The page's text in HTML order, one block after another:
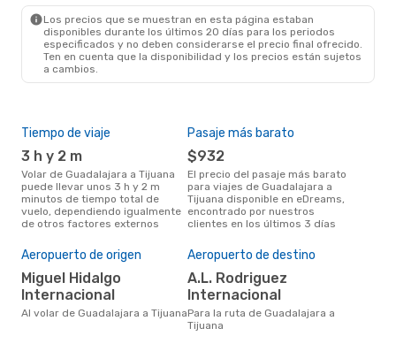
Los precios que se muestran en esta página estaban
disponibles durante los últimos 20 días para los periodos
especificados y no deben considerarse el precio final ofrecido.
Ten en cuenta que la disponibilidad y los precios están sujetos
a cambios.
Tiempo de viaje
3 h y 2 m
Volar de Guadalajara a Tijuana
puede llevar unos 3 h y 2 m
minutos de tiempo total de
vuelo, dependiendo igualmente
de otros factores externos
Pasaje más barato
$932
El precio del pasaje más barato
para viajes de Guadalajara a
Tijuana disponible en eDreams,
encontrado por nuestros
clientes en los últimos 3 días
Aeropuerto de origen
Miguel Hidalgo
Internacional
Al volar de Guadalajara a Tijuana
Aeropuerto de destino
A.L. Rodriguez
Internacional
Para la ruta de Guadalajara a
Tijuana